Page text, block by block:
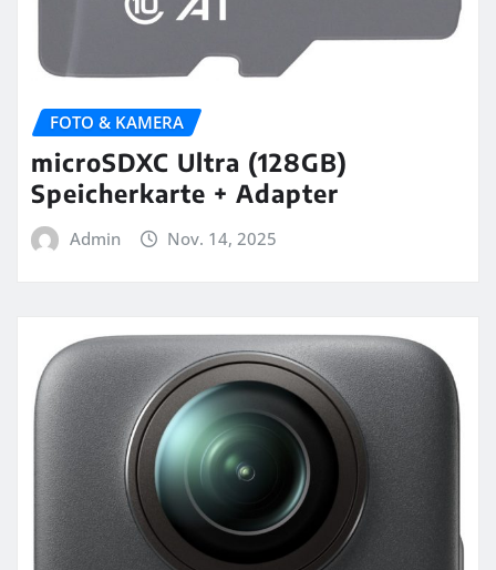
FOTO & KAMERA
microSDXC Ultra (128GB)
Speicherkarte + Adapter
Admin Nov. 14, 2025